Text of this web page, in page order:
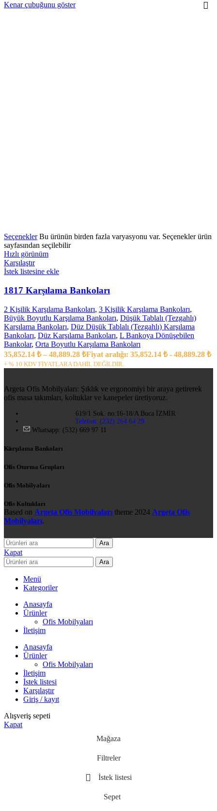
Kenar çubuğunu göster
Seçenekler Bu ürünün birden fazla varyasyonu var. Seçenekler ürün
sayfasından seçilebilir
Hızlı görünüm
Karşılaştır
İstek listesine ekle
1817 Karşılama Bankoları
2 Kişilik Karşılama Bankoları, 3 Kişilik Karşılama Bankoları,
Büyük Boyutlu Karşılama Bankoları, Düşük Tablalı (Tezgahlı)
Karşılama Bankoları, Düz Düşük Tablalı (Tezgahlı) Karşılama
Bankoları, Düz Karşılama Bankoları, L Bankoya Dönüşebilen
Bankolar, Orta Boyutlu Karşılama Bankoları
35,852.14 ₺ – 48,889.28 ₺Fiyat aralığı: 35,852.14 ₺ - 48,889.28 ₺
+ % 10 KDV FİYATLARA DAHİL DEĞİLDİR..
Argeta Ofis Mobilyaları: Şıklık ve ergonomiyi bir araya getirerek
ofis masa takımları, koltuklar ve kanepeler üretiyoruz.
619/1 Sok. no:16-18/A Buca İZMİR
Telefon: (232) 264 64 29
Whatsapp: (532) 669 97 11
Karşılama Bankoları
Ofis Oturma Grupları
Ofis Mobilyaları
Ofis Koltukları
Based on Argeta Ofis Mobilyaları theme 2024 Argeta Ofis
Mobilyaları.
Ara
Kapat
Ara
Menü
Kategoriler
Anasayfa
Ürünler
Ofis Mobilyaları
İletişim
Anasayfa
Ürünler
Ofis Mobilyaları
İletişim
İstek listesi
Karşılaştır
Giriş / kayıt
Alışveriş sepeti
Kapat
Mağaza
Filtreler
İstek listesi
Sepet